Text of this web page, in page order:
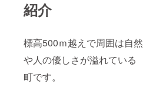
紹介
標高500ｍ越えで周囲は自然
や人の優しさが溢れている
町です。